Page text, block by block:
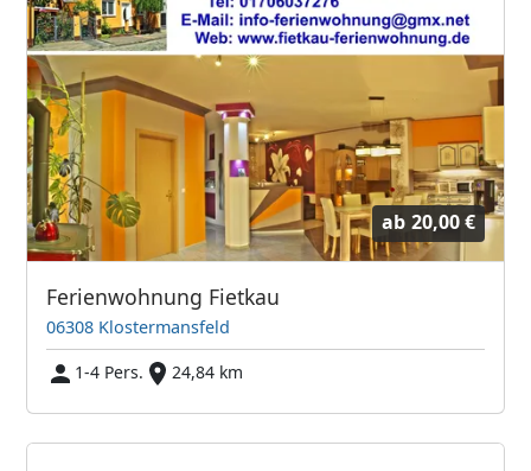
ab 20,00 €
Ferienwohnung Fietkau
06308 Klostermansfeld
1-4 Pers.
24,84 km